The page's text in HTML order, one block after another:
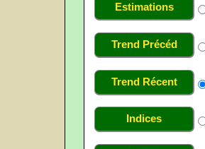
Estimations
Trend Précéd
Trend Récent
Indices